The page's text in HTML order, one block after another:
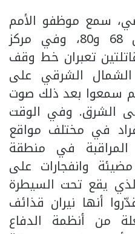
سمع موظفو الأمم
المتحدة في الموقعين 68 و80، وفي مركز
مقاتلتين تعبران خط وقف
الشرقي على
ثم سمعوا بعد ذلك صوت
الشرق. وفي الوقت
في مختلف مواقع
المراقبة في منطقة
وانفجارات على
يقع تحت السيطرة
أنها نيران قذائف
من أنظمة الدفاع